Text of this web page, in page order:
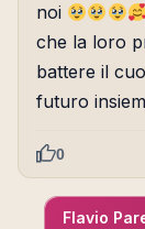
noi
che la loro
battere il
futuro
0
Flavio